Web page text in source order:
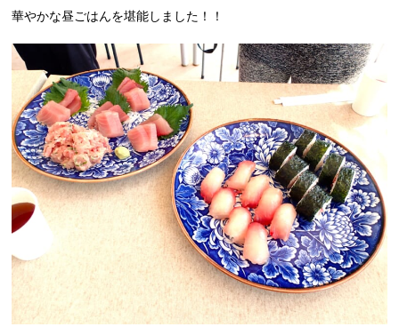
華やかな昼ごはんを堪能しました！！